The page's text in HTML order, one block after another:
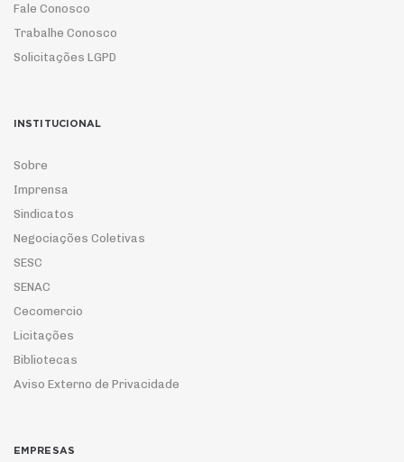
Fale Conosco
Trabalhe Conosco
Solicitações LGPD
INSTITUCIONAL
Sobre
Imprensa
Sindicatos
Negociações Coletivas
SESC
SENAC
Cecomercio
Licitações
Bibliotecas
Aviso Externo de Privacidade
EMPRESAS